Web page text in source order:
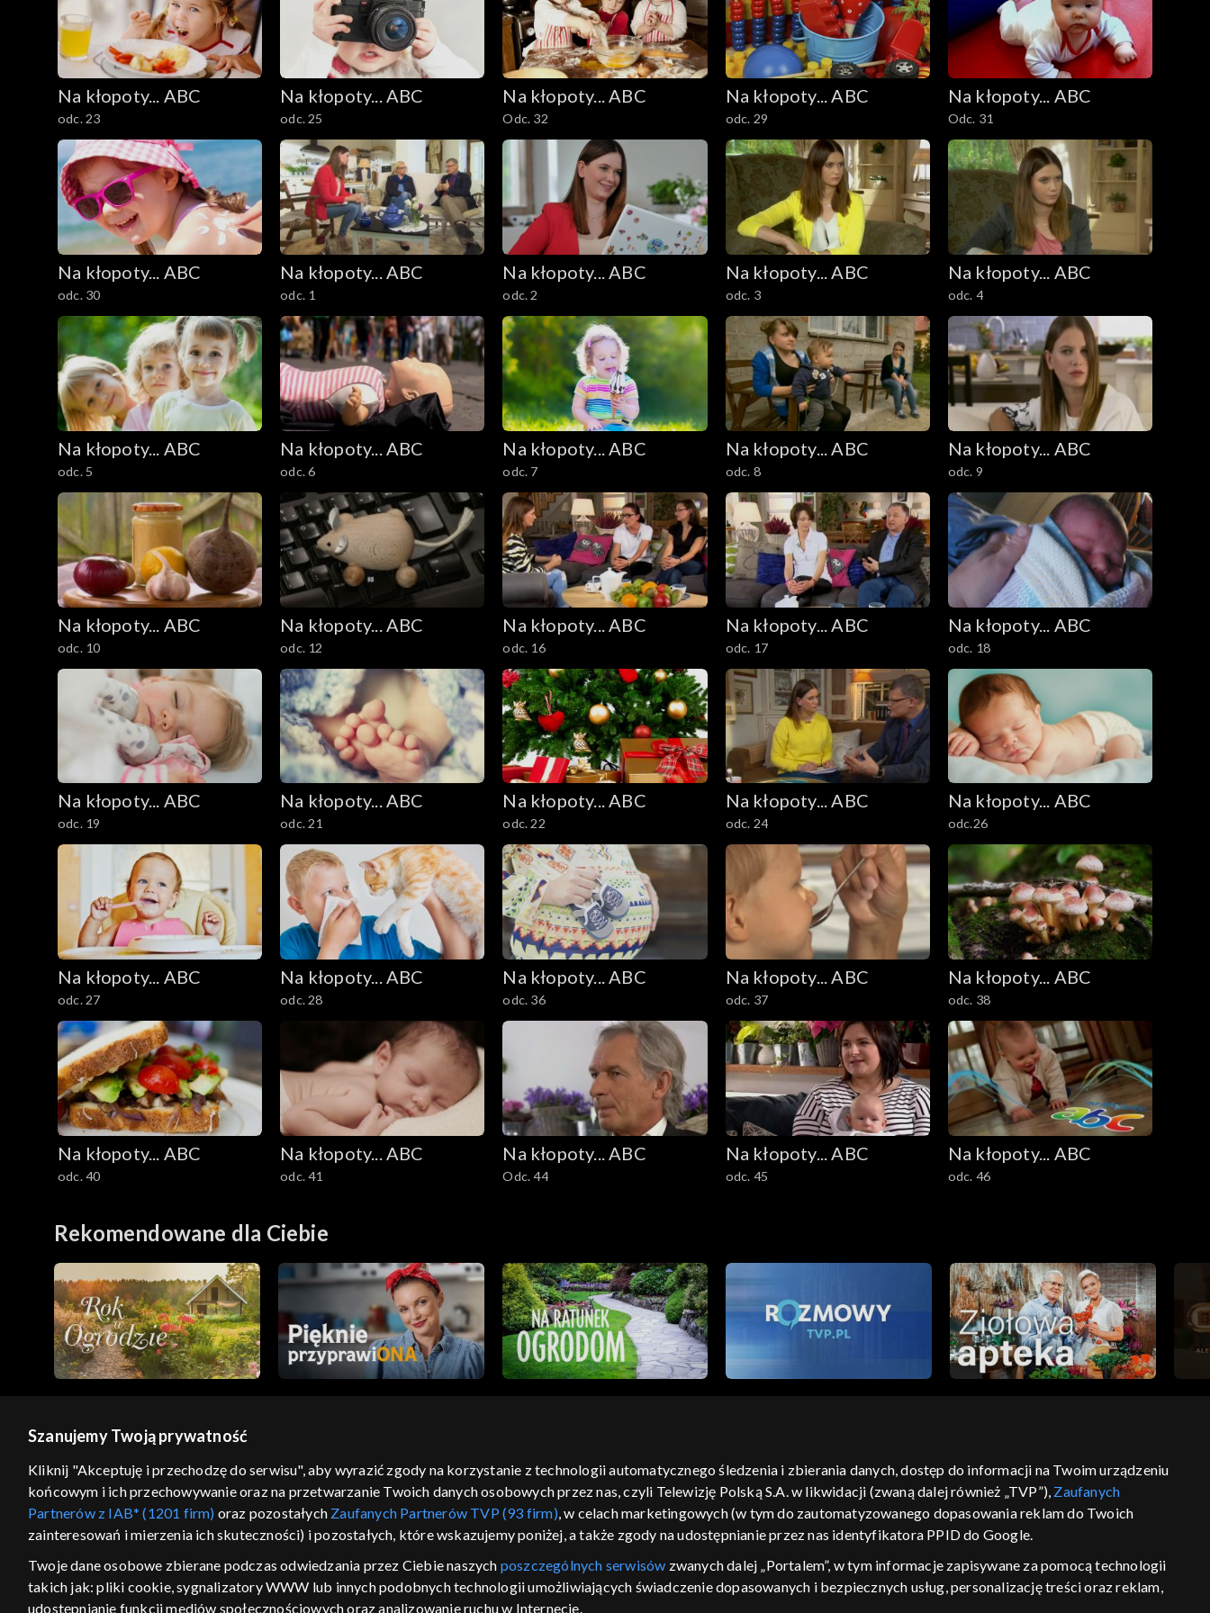
Na kłopoty... ABC
odc. 23
Na kłopoty... ABC
odc. 25
Na kłopoty... ABC
Odc. 32
Na kłopoty... ABC
odc. 29
Na kłopoty... ABC
Odc. 31
Na kłopoty... ABC
odc. 30
Na kłopoty... ABC
odc. 1
Na kłopoty... ABC
odc. 2
Na kłopoty... ABC
odc. 3
Na kłopoty... ABC
odc. 4
Na kłopoty... ABC
odc. 5
Na kłopoty... ABC
odc. 6
Na kłopoty... ABC
odc. 7
Na kłopoty... ABC
odc. 8
Na kłopoty... ABC
odc. 9
Na kłopoty... ABC
odc. 10
Na kłopoty... ABC
odc. 12
Na kłopoty... ABC
odc. 16
Na kłopoty... ABC
odc. 17
Na kłopoty... ABC
odc. 18
Na kłopoty... ABC
odc. 19
Na kłopoty... ABC
odc. 21
Na kłopoty... ABC
odc. 22
Na kłopoty... ABC
odc. 24
Na kłopoty... ABC
odc.26
Na kłopoty... ABC
odc. 27
Na kłopoty... ABC
odc. 28
Na kłopoty... ABC
odc. 36
Na kłopoty... ABC
odc. 37
Na kłopoty... ABC
odc. 38
Na kłopoty... ABC
odc. 40
Na kłopoty... ABC
odc. 41
Na kłopoty... ABC
Odc. 44
Na kłopoty... ABC
odc. 45
Na kłopoty... ABC
odc. 46
Rekomendowane dla Ciebie
GEOLOKALIZACJA
ŁĄCZYSZ SIĘ SPOZA POLSKI
Kraj, z którego się łączysz, to Stany Zjednoczone ,
w związku z czym część tytułów na platformie TVP
regulamin serwisu cennik polityka prywatności moje zgody pomoc kontakt voucher dostępność informacje o dostawcy usług
Szanujemy Twoją prywatność
Kliknij "Akceptuję i przechodzę do serwisu", aby wyrazić zgody na korzystanie z technologii automatycznego śledzenia i zbierania danych, dostęp do informacji na Twoim urządzeniu
końcowym i ich przechowywanie oraz na przetwarzanie Twoich danych osobowych przez nas, czyli Telewizję Polską S.A. w likwidacji (zwaną dalej również „TVP”), Zaufanych
Partnerów z IAB* (1201 firm) oraz pozostałych Zaufanych Partnerów TVP (93 firm), w celach marketingowych (w tym do zautomatyzowanego dopasowania reklam do Twoich
zainteresowań i mierzenia ich skuteczności) i pozostałych, które wskazujemy poniżej, a także zgody na udostępnianie przez nas identyfikatora PPID do Google.
Twoje dane osobowe zbierane podczas odwiedzania przez Ciebie naszych poszczególnych serwisów zwanych dalej „Portalem”, w tym informacje zapisywane za pomocą technologii
takich jak: pliki cookie, sygnalizatory WWW lub innych podobnych technologii umożliwiających świadczenie dopasowanych i bezpiecznych usług, personalizację treści oraz reklam,
udostępnianie funkcji mediów społecznościowych oraz analizowanie ruchu w Internecie.